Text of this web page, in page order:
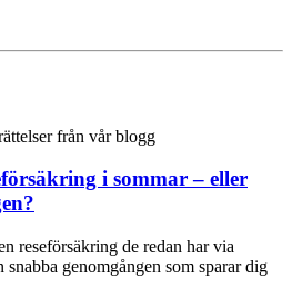
från vår blogg
i sommar – eller
reseförsäkring de redan har via
genomgången som sparar dig